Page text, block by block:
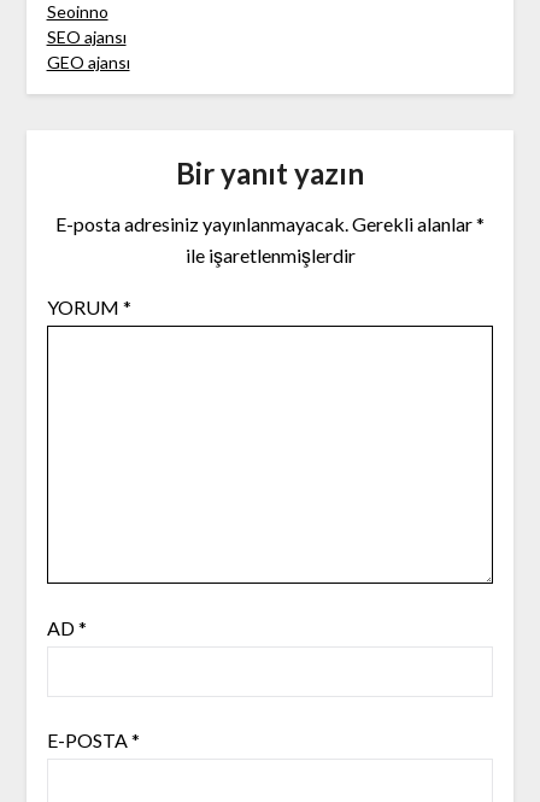
Seoinno
SEO ajansı
GEO ajansı
Bir yanıt yazın
E-posta adresiniz yayınlanmayacak.Gerekli alanlar*
ile işaretlenmişlerdir
YORUM *
AD*
E-POSTA*